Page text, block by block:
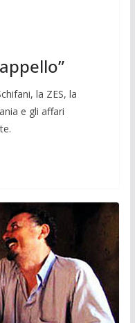
la ZES, la
e gli affari